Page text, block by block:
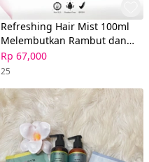
Refreshing Hair Mist 100ml
Melembutkan Rambut dan
Memudahkan Penataan
Rambut by MOAYU
Rp 67,000
25